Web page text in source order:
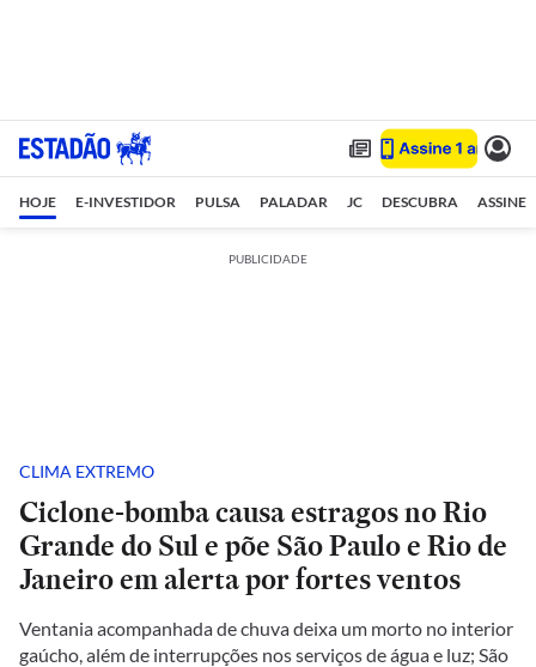
HOJE E-INVESTIDOR PULSA PALADAR JC DESCUBRA ASSINE
PUBLICIDADE
CLIMA EXTREMO
Ciclone-bomba causa estragos no Rio
Grande do Sul e põe São Paulo e Rio de
Janeiro em alerta por fortes ventos
Ventania acompanhada de chuva deixa um morto no interior
gaúcho, além de interrupções nos serviços de água e luz; São